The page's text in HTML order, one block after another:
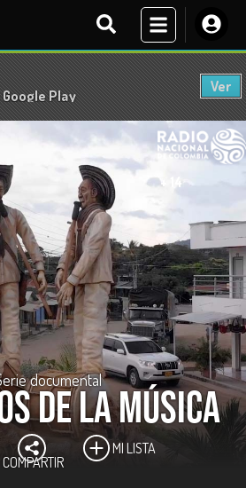
Play
Ver
+ 14
documental
de la música
COMPARTIR
MI LISTA